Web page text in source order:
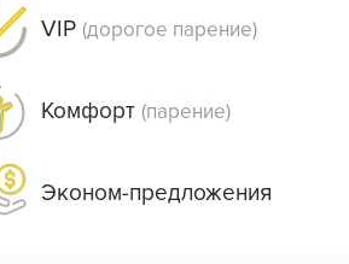
VIP (дорогое парение)
Комфорт (парение)
Эконом-предложения